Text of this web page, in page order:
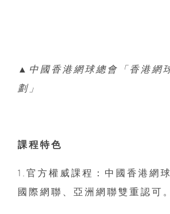
▲中國香港網球總會「香港網
劃」
課程特色
1.官方權威課程：中國香港網
國際網聯、亞洲網聯雙重認可。